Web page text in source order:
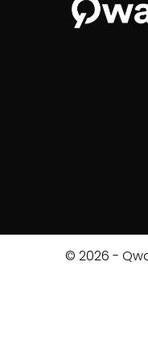
© 2026 -